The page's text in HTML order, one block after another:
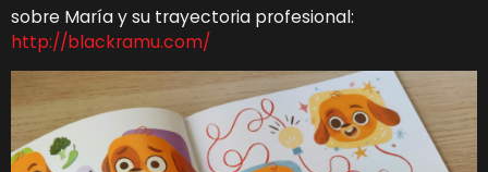
sobre María y su trayectoria profesional:
http://blackramu.com/